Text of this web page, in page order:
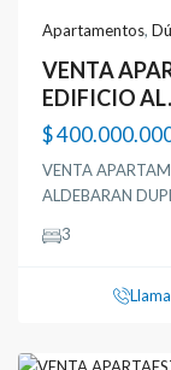
Apartamentos,
VENTA
EDIFICIO
$
VENTA
ALDEBARAN
3